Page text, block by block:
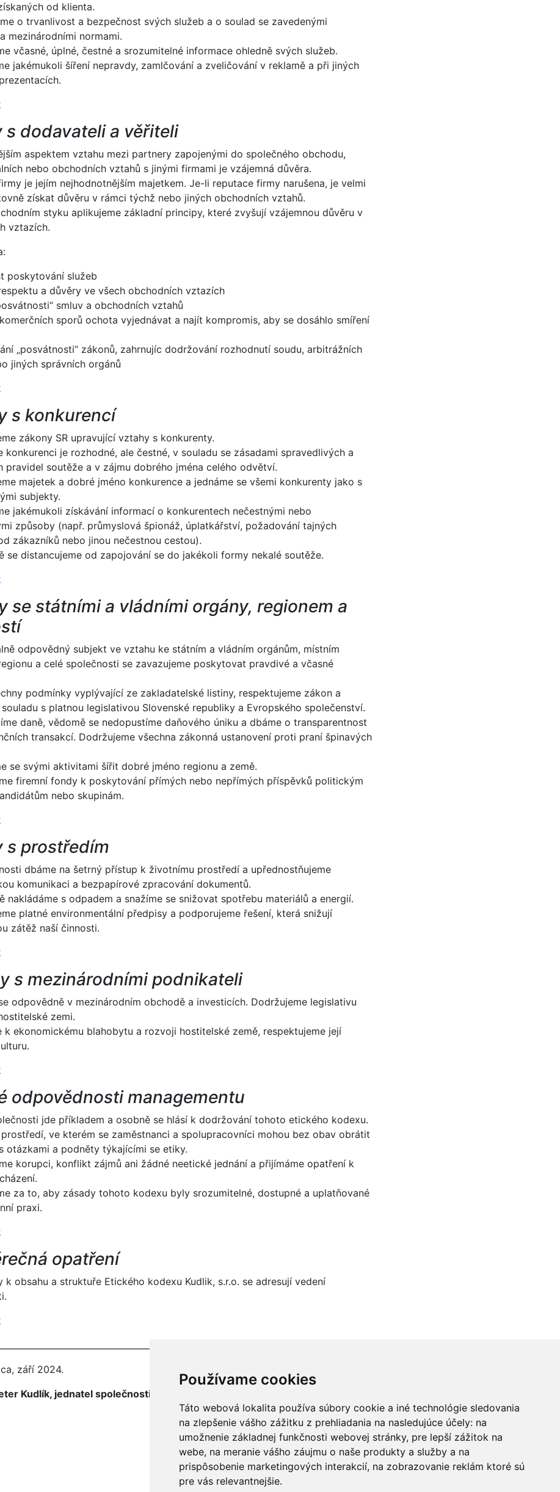
Používame cookies
Táto webová lokalita používa súbory cookie a iné technológie sledovania
na zlepšenie vášho zážitku z prehliadania na nasledujúce účely: na
umožnenie základnej funkčnosti webovej stránky, pre lepší zážitok na
webe, na meranie vášho záujmu o naše produkty a služby a na
prispôsobenie marketingových interakcií, na zobrazovanie reklám ktoré sú
pre vás relevantnejšie.
od klienta.
o trvanlivost a bezpečnost svých služeb a o soulad se zavedenými
mezinárodními normami.
včasné, úplné, čestné a srozumitelné informace ohledně svých služeb.
jakémukoli šíření nepravdy, zamlčování a zveličování v reklamě a při jiných
s dodavateli a věřiteli
aspektem vztahu mezi partnery zapojenými do společného obchodu,
nebo obchodních vztahů s jinými firmami je vzájemná důvěra.
je jejím nejhodnotnějším majetkem. Je-li reputace firmy narušena, je velmi
získat důvěru v rámci týchž nebo jiných obchodních vztahů.
styku aplikujeme základní principy, které zvyšují vzájemnou důvěru v
vztazích.
poskytování služeb
a důvěry ve všech obchodních vztazích
smluv a obchodních vztahů
sporů ochota vyjednávat a najít kompromis, aby se dosáhlo smíření
„posvátnosti“ zákonů, zahrnujíc dodržování rozhodnutí soudu, arbitrážních
jiných správních orgánů
s konkurencí
zákony SR upravující vztahy s konkurenty.
konkurenci je rozhodné, ale čestné, v souladu se zásadami spravedlivých a
pravidel soutěže a v zájmu dobrého jména celého odvětví.
majetek a dobré jméno konkurence a jednáme se všemi konkurenty jako s
subjekty.
jakémukoli získávání informací o konkurentech nečestnými nebo
způsoby (např. průmyslová špionáž, úplatkářství, požadování tajných
zákazníků nebo jinou nečestnou cestou).
se distancujeme od zapojování se do jakékoli formy nekalé soutěže.
se státními a vládními orgány, regionem a
odpovědný subjekt ve vztahu ke státním a vládním orgánům, místním
a celé společnosti se zavazujeme poskytovat pravdivé a včasné
podmínky vyplývající ze zakladatelské listiny, respektujeme zákon a
s platnou legislativou Slovenské republiky a Evropského společenství.
daně, vědomě se nedopustíme daňového úniku a dbáme o transparentnost
transakcí. Dodržujeme všechna zákonná ustanovení proti praní špinavých
se svými aktivitami šířit dobré jméno regionu a země.
firemní fondy k poskytování přímých nebo nepřímých příspěvků politickým
nebo skupinám.
s prostředím
dbáme na šetrný přístup k životnímu prostředí a upřednostňujeme
komunikaci a bezpapírové zpracování dokumentů.
nakládáme s odpadem a snažíme se snižovat spotřebu materiálů a energií.
platné environmentální předpisy a podporujeme řešení, která snižují
zátěž naší činnosti.
s mezinárodními podnikateli
odpovědně v mezinárodním obchodě a investicích. Dodržujeme legislativu
zemi.
k ekonomickému blahobytu a rozvoji hostitelské země, respektujeme její
odpovědnosti managementu
jde příkladem a osobně se hlásí k dodržování tohoto etického kodexu.
ve kterém se zaměstnanci a spolupracovníci mohou bez obav obrátit
otázkami a podněty týkajícími se etiky.
korupci, konflikt zájmů ani žádné neetické jednání a přijímáme opatření k
za to, aby zásady tohoto kodexu byly srozumitelné, dostupné a uplatňované
praxi.
opatření
k obsahu a struktuře Etického kodexu Kudlik, s.r.o. se adresují vedení
září 2024.
Kudlík, jednatel společnosti Kudlik, s.r.o.
Odkazy Sekce dokumenty